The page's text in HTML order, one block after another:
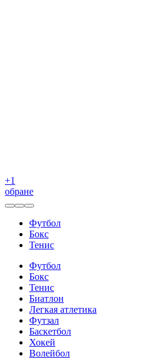
+1
обране
Футбол
Бокс
Тенис
Футбол
Бокс
Тенис
Биатлон
Легкая атлетика
Футзал
Баскетбол
Хокей
Волейбол